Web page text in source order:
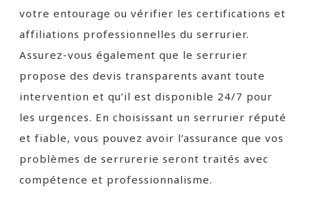
votre entourage ou vérifier les certifications et
affiliations professionnelles du serrurier.
Assurez-vous également que le serrurier
propose des devis transparents avant toute
intervention et qu’il est disponible 24/7 pour
les urgences. En choisissant un serrurier réputé
et fiable, vous pouvez avoir l’assurance que vos
problèmes de serrurerie seront traités avec
compétence et professionnalisme.